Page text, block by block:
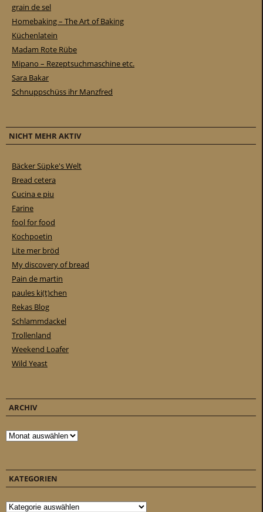
grain de sel
Homebaking – The Art of Baking
Küchenlatein
Madam Rote Rübe
Mipano – Rezeptsuchmaschine etc.
Sara Bakar
Schnuppschüss ihr Manzfred
NICHT MEHR AKTIV
Bäcker Süpke's Welt
Bread cetera
Cucina e piu
Farine
fool for food
Kochpoetin
Lite mer bröd
My discovery of bread
Pain de martin
paules ki(t)chen
Rekas Blog
Schlammdackel
Trollenland
Weekend Loafer
Wild Yeast
ARCHIV
Archiv
KATEGORIEN
Kategorien